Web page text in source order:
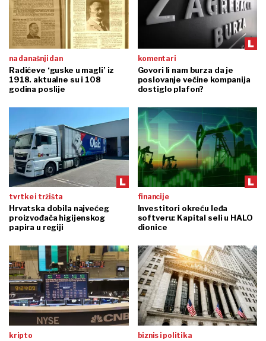
na današnji dan
Radićeve ‘guske u magli’ iz
1918. aktualne su i 108
godina poslije
komentari
Govori li nam burza da je
poslovanje većine kompanija
dostiglo plafon?
tvrtke i tržišta
Hrvatska dobila najvećeg
proizvođača higijenskog
papira u regiji
financije
Investitori okreću leđa
softveru: Kapital seli u HALO
dionice
kripto biznis i politika